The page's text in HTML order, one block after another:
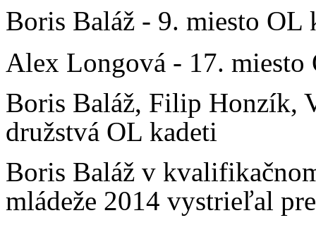
Boris Baláž - 9. miesto OL
Alex Longová - 17.
Boris Baláž, Filip Honzík,
družstvá OL kadeti
Boris Baláž v
mládeže 2014 vystrieľal